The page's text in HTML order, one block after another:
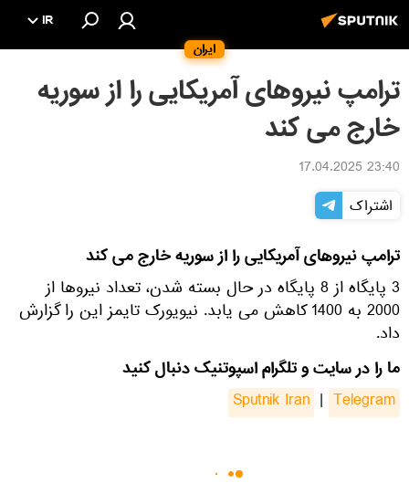
ایران
IR
ترامپ نیروهای آمریکایی را از سوریه
خارج می کند
23:40 17.04.2025
اشتراک
ترامپ نیروهای آمریکایی را از سوریه خارج می کند
3 پایگاه از 8 پایگاه در حال بسته شدن، تعداد نیروها از
2000 به 1400 کاهش می یابد. نیویورک تایمز این را گزارش
داد.
ما را در سایت و تلگرام اسپوتنیک دنبال کنید
Sputnik Iran | Telegram